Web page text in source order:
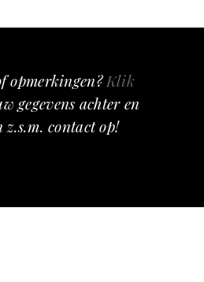
opmerkingen?Klik
gegevens achter en
z.s.m. contact op!